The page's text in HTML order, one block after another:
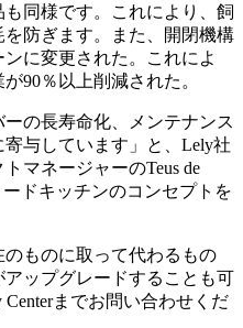
同様です。これにより、飼
防ぎます。また、開閉機構
に変更された。これによ
90％以上削減された。
の長寿命化、メンテナンス
与しています」と、Lely社
マネージャーのTeus de
ドキッチンのコンセプトを
ものに取って代わるもの
ップグレードすることも可
までお問い合わせくだ